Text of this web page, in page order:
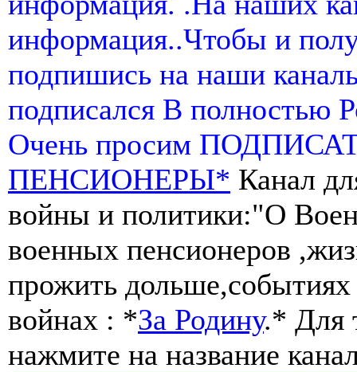
информация..Чтобы и
подпишись на наши
подписался В полностью
Очень просим
ПЕНСИОНЕРЫ* Канал
войны и политики:"О
военных пенсионеров
прожить
войнах : *За Родину.* Для
нажмите на название